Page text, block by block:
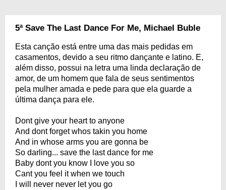
5ª Save The Last Dance For Me, Michael Buble
Esta canção está entre uma das mais pedidas em
casamentos, devido a seu ritmo dançante e latino. E,
além disso, possui na letra uma linda declaração de
amor, de um homem que fala de seus sentimentos
pela mulher amada e pede para que ela guarde a
última dança para ele.
Dont give your heart to anyone
And dont forget whos takin you home
And in whose arms you are gonna be
So darling... save the last dance for me
Baby dont you know I love you so
Cant you feel it when we touch
I will never never let you go